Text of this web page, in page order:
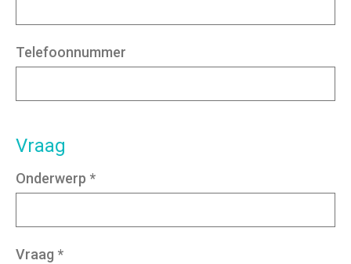
Telefoonnummer
Vraag
Onderwerp *
Vraag *